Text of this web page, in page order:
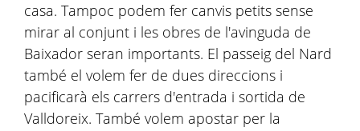
casa. Tampoc podem fer canvis petits sense
mirar al conjunt i les obres de l'avinguda de
Baixador seran importants. El passeig del Nard
també el volem fer de dues direccions i
pacificarà els carrers d'entrada i sortida de
Valldoreix. També volem apostar per la